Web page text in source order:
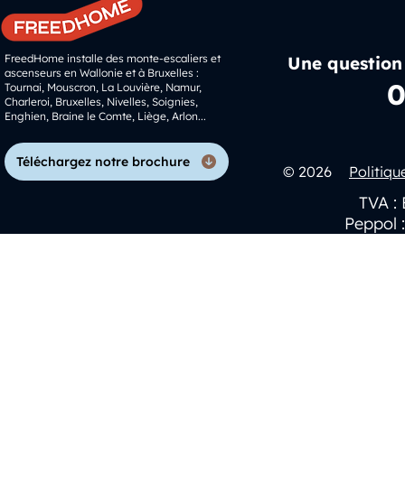
FreedHome installe des monte-escaliers et
ascenseurs en Wallonie et à Bruxelles :
Tournai, Mouscron, La Louvière, Namur,
Charleroi, Bruxelles, Nivelles, Soignies,
Enghien, Braine le Comte, Liège, Arlon...
Téléchargez notre brochure
Une
© 2026
TVA :
Peppol